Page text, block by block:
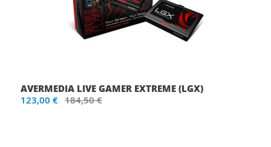
AVERMEDIA LIVE GAMER EXTREME (LGX)
123,00 € 184,50 €